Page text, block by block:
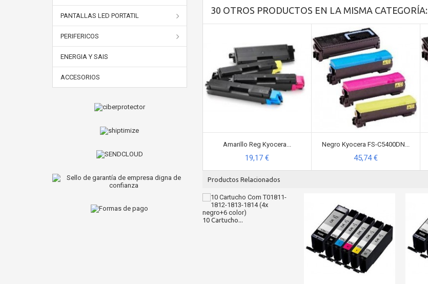
PANTALLAS LED PORTATIL
PERIFERICOS
ENERGIA Y SAIS
ACCESORIOS
30 OTROS PRODUCTOS EN LA MISMA CATEGORÍA:
Amarillo Reg Kyocera...
19,17 €
Negro Kyocera FS-C5400DN...
45,74 €
Productos Relacionados
10 Cartucho...